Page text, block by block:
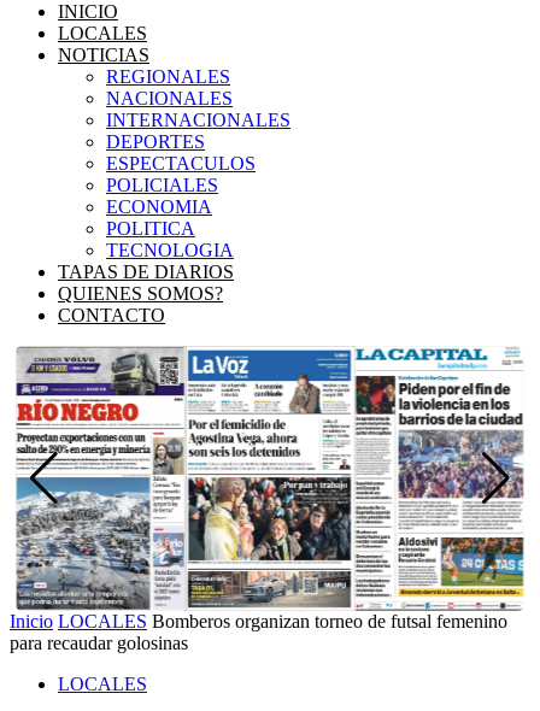
INICIO
LOCALES
NOTICIAS
REGIONALES
NACIONALES
INTERNACIONALES
DEPORTES
ESPECTACULOS
POLICIALES
ECONOMIA
POLITICA
TECNOLOGIA
TAPAS DE DIARIOS
QUIENES SOMOS?
CONTACTO
Inicio LOCALES Bomberos organizan torneo de futsal femenino
para recaudar golosinas
LOCALES